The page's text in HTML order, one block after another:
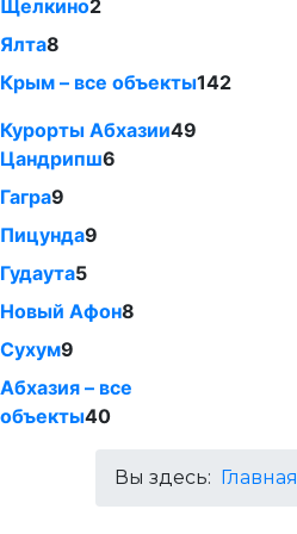
Щелкино2
Ялта8
Крым – все объекты142
Курорты Абхазии49
Цандрипш6
Гагра9
Пицунда9
Гудаута5
Новый Афон8
Сухум9
Абхазия – все
объекты40
Вы здесь: Главная